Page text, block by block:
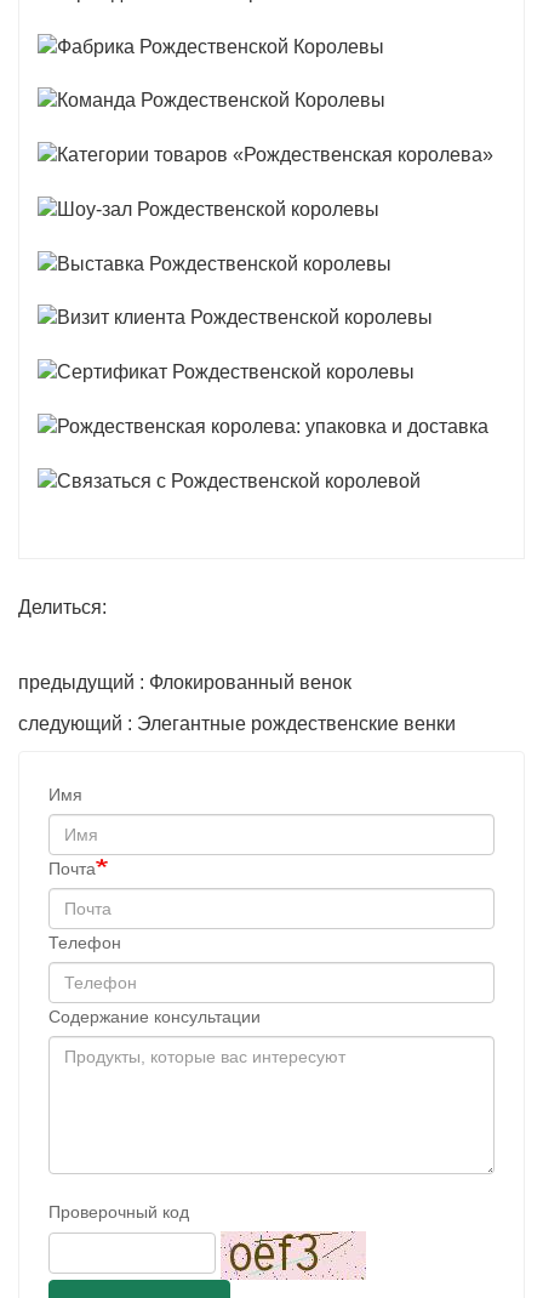
Делиться:
предыдущий : Флокированный венок
следующий : Элегантные рождественские венки
Имя
Почта
Телефон
Содержание консультации
Проверочный код